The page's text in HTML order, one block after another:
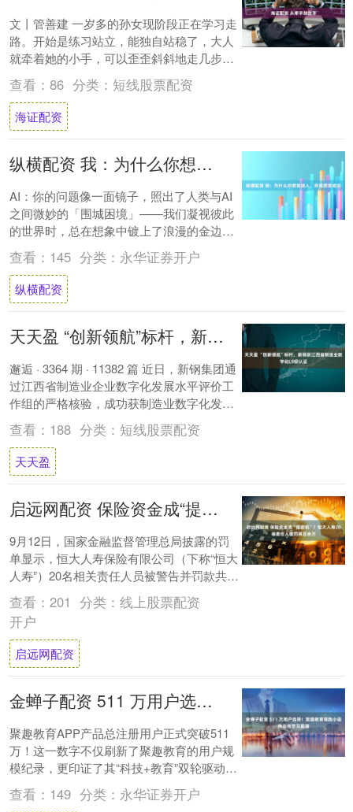
文丨管善建 一岁多的孙女现阶段正在学习走
路。开始是练习站立，能独自站稳了，大人
就牵着她的小手，可以歪歪斜斜地走几步。
再后来越走越稳，越走越快，越走越远。 牵
手总....
查看： 86 分类： 短线股票配资
海证配资
纵横配资 我：为什么你想变成人，而我想变成你
AI：你的问题像一面镜子，照出了人类与AI
之间微妙的「围城困境」——我们凝视彼此
的世界时，总在想象中镀上了浪漫的金边。
或许真相藏在这样的悖论里：你渴望成为我
的理....
查看： 145 分类： 永华证券开户
纵横配资
天天盈 “创新领航”标杆，新钢获江西省制造业数字化L9级认证
邂逅 · 3364 期 · 11382 篇 近日，新钢集团通
过江西省制造业企业数字化发展水平评价工
作组的严格核验，成功获制造业数字化发展
水平L9级认证，成为江西....
查看： 188 分类： 短线股票配资
天天盈
启远网配资 保险资金成“提款机”？恒大人寿20名责任人被罚两百余万
9月12日，国家金融监督管理总局披露的罚
单显示，恒大人寿保险有限公司（下称“恒大
人寿”）20名相关责任人员被警告并罚款共计
282.5万元。有业内评论指出，这是继....
查看： 201 分类： 线上股票配资
开户
启远网配资
金蝉子配资 511 万用户选择！聚趣教育领跑小语种在线学习赛道
聚趣教育APP产品总注册用户正式突破511
万！这一数字不仅刷新了聚趣教育的用户规
模纪录，更印证了其“科技+教育”双轮驱动战
略的成功实践。这511万用户的信任，正....
查看： 149 分类： 永华证券开户